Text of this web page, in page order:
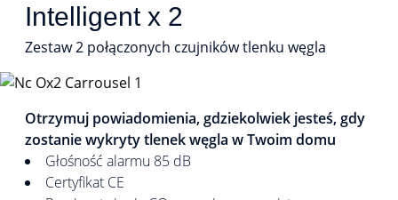
Intelligent x 2
Zestaw 2 połączonych czujników tlenku węgla
Otrzymuj powiadomienia, gdziekolwiek jesteś, gdy
zostanie wykryty tlenek węgla w Twoim domu
Głośność alarmu 85 dB
Certyfikat CE